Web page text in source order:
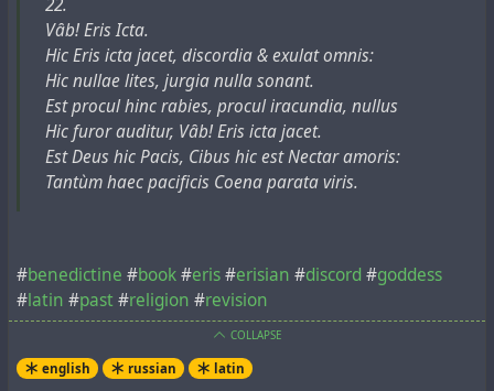
Vȃb! Eris Icta.
Hic Eris icta jacet, discordia & exulat omnis:
Hic nullae lites, jurgia nulla sonant.
Est procul hinc rabies, procul iracundia, nullus
Hic furor auditur, Vȃb! Eris icta jacet.
Est Deus hic Pacis, Cibus hic est Nectar amoris:
Tantùm haec pacificis Coena parata viris.
#benedictine #book#eris#erisian #discord #goddess
#latin #past #religion #revision
COLLAPSE
english russian latin